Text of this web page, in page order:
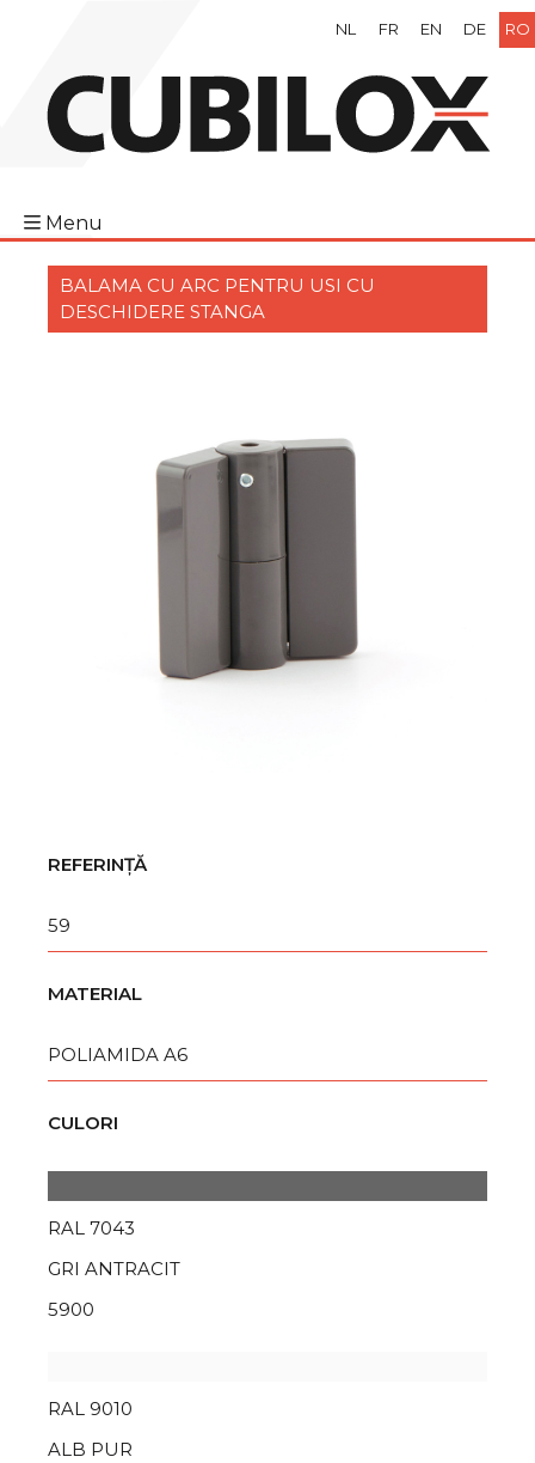
NL FR EN DE RO
Menu
BALAMA CU ARC PENTRU USI CU
DESCHIDERE STANGA
REFERINȚĂ
59
MATERIAL
POLIAMIDA A6
CULORI
RAL 7043
GRI ANTRACIT
5900
RAL 9010
ALB PUR